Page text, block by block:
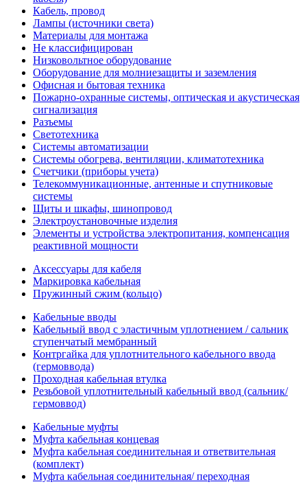
Кабель, провод
Лампы (источники света)
Материалы для монтажа
Не классифицирован
Низковольтное оборудование
Оборудование для молниезащиты и заземления
Офисная и бытовая техника
Пожарно-охранные системы, оптическая и акустическая
сигнализация
Разъемы
Светотехника
Системы автоматизации
Системы обогрева, вентиляции, климатотехника
Счетчики (приборы учета)
Телекоммуникационные, антенные и спутниковые
системы
Щиты и шкафы, шинопровод
Электроустановочные изделия
Элементы и устройства электропитания, компенсация
реактивной мощности
Аксессуары для кабеля
Маркировка кабельная
Пружинный сжим (кольцо)
Кабельные вводы
Кабельный ввод с эластичным уплотнением / сальник
ступенчатый мембранный
Контргайка для уплотнительного кабельного ввода
(гермоввода)
Проходная кабельная втулка
Резьбовой уплотнительный кабельный ввод (сальник/
гермоввод)
Кабельные муфты
Муфта кабельная концевая
Муфта кабельная соединительная и ответвительная
(комплект)
Муфта кабельная соединительная/ переходная